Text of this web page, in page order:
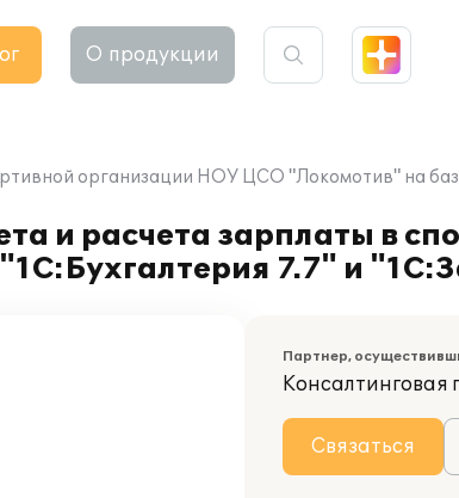
О продукции
организации НОУ ЦСО "Локомотив" на
и расчета зарплаты в
7.7" и
Партнер,
Консалтинговая
Связаться